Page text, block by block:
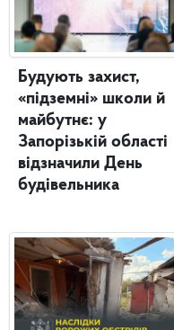
Будують захист,
«підземні» школи й
майбутнє: у
Запорізькій області
відзначили День
будівельника